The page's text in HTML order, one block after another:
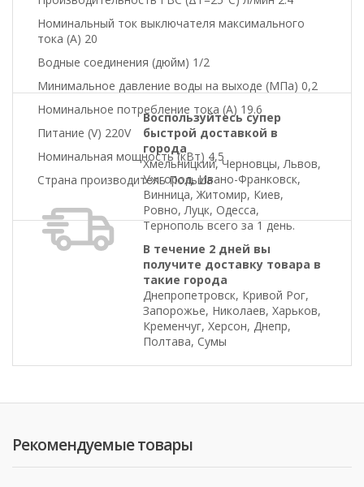
Номинальный ток выключателя максимального
тока (A) 20
Водные соединения (дюйм) 1/2
Минимальное давление воды на выходе (МПa) 0,2
Номинальное потребление тока (A) 19.6
Питание (V) 220V
Номинальная мощность (кВт) 4,5
Страна производитель Польша
Воспользуйтесь супер
быстрой доставкой в
города
Хмельницкий, Черновцы, Львов,
Ужгород, Ивано-Франковск,
Винница, Житомир, Киев,
Ровно, Луцк, Одесса,
Тернополь всего за 1 день.
В течение 2 дней вы
получите доставку товара в
такие города
Днепропетровск, Кривой Рог,
Запорожье, Николаев, Харьков,
Кременчуг, Херсон, Днепр,
Полтава, Сумы
Рекомендуемые товары